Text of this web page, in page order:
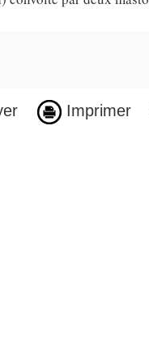
Imprimer